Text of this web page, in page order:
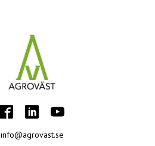
info@agrovast.se